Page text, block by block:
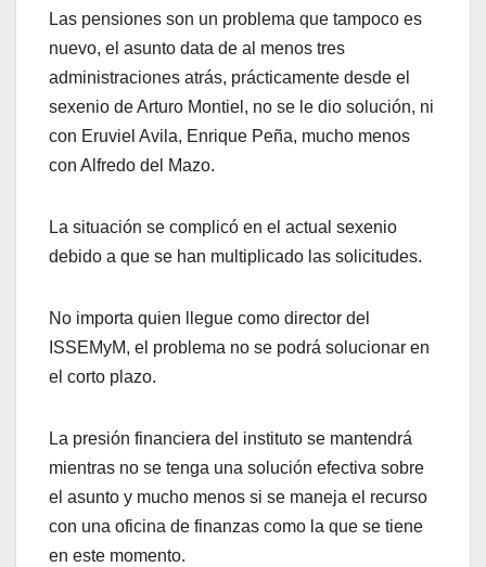
Las pensiones son un problema que tampoco es
nuevo, el asunto data de al menos tres
administraciones atrás, prácticamente desde el
sexenio de Arturo Montiel, no se le dio solución, ni
con Eruviel Avila, Enrique Peña, mucho menos
con Alfredo del Mazo.
La situación se complicó en el actual sexenio
debido a que se han multiplicado las solicitudes.
No importa quien llegue como director del
ISSEMyM, el problema no se podrá solucionar en
el corto plazo.
La presión financiera del instituto se mantendrá
mientras no se tenga una solución efectiva sobre
el asunto y mucho menos si se maneja el recurso
con una oficina de finanzas como la que se tiene
en este momento.